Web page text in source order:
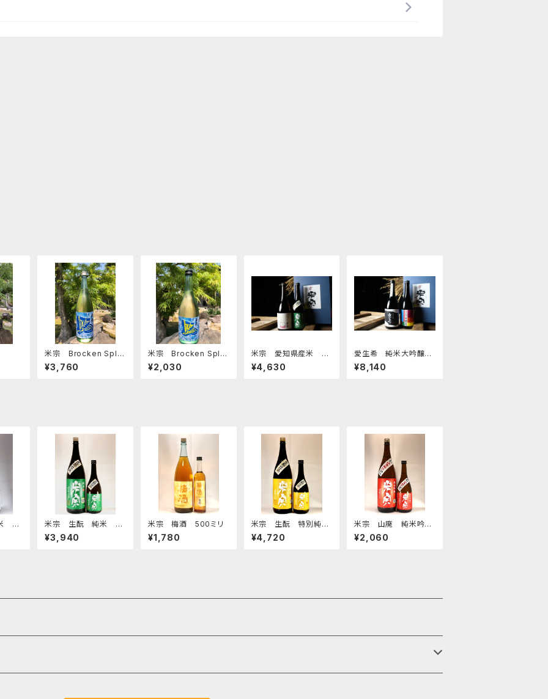
米宗 Brocken Spla
sh 1800ml
¥3,760
米宗 Brocken Spla
sh 720ml
¥2,030
米宗 愛知県産米 純
米セット
¥4,630
愛生希 純米大吟醸セ
ット
¥8,140
無
米宗 生酛 純米 18
00ミリ
¥3,940
米宗 梅酒 500ミリ
¥1,780
米宗 生酛 特別純
米 1800ミリ
¥4,720
米宗 山廃 純米吟
醸 720ミリ
¥2,060